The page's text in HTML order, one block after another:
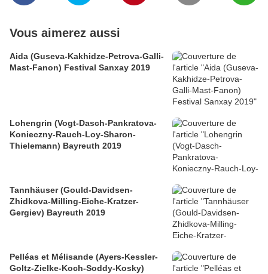
Vous aimerez aussi
Aida (Guseva-Kakhidze-Petrova-Galli-
Mast-Fanon) Festival Sanxay 2019
Lohengrin (Vogt-Dasch-Pankratova-
Konieczny-Rauch-Loy-Sharon-
Thielemann) Bayreuth 2019
Tannhäuser (Gould-Davidsen-
Zhidkova-Milling-Eiche-Kratzer-
Gergiev) Bayreuth 2019
Pelléas et Mélisande (Ayers-Kessler-
Goltz-Zielke-Koch-Soddy-Kosky)